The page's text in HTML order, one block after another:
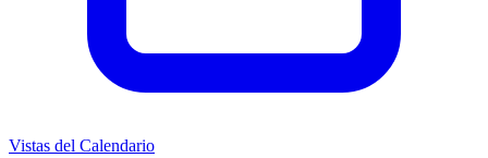
Vistas del Calendario